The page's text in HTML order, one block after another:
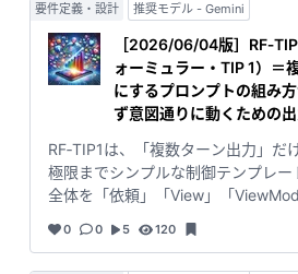
情報を完全開示します。 教材制作・研究・AI挙動分析に
ご活用いただけます。 実は内部では
実行後に他のコマンド用に変形さ
でおります。 * 宿題にAIを使うことに懸念している保護
者方へ。 省略しない出力もできる
途中過程にも目を向けさせるように
がでしょうか。また、このプロン
るのはなぜなのか、一緒に考えて
いでしょうか。実は、このプロン
いたプロンプトをAIを使わず、
して、本当にこのプロンプトで実現
す。 > 「処理の開始地点としての依頼が定義されてい
て、MVVMで箱と流れが決まってい
らない」──その仮説を検証するた
サンプルがTIP2です。 #### 章立て「依頼・View・
ViewModel・Model」とその役割 - **依頼
（Request）:** このプロンプト全体の「目的」と「入
口」を定義する章。 - ここで「この章は入口です」
「Processを実行せよ」と宣言することで、
て“どこから処理を始めるか”を明示
**View:** ユーザーが実際に目にするレイヤー。 - `AIか
らの回答` - `次のコマンド` だけを表示することで、**内
要件定義・設計 推奨モデル - Gemini
［2026/06/04版］
ォーミュラー・TIP 1）＝
にするプロンプトの組み
ず意図通りに動くための
RF‑TIP1は、「複数ターン出力」だ
極限までシンプルな制御テンプレートです。
全体を「依頼」「View」「
章に分け、MVVM的な書き方で組み
「プロンプトをMVVMで書いても動
0 0 5 120